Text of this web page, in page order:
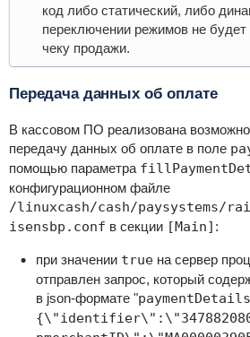
код либо статический, либо
переключении режимов не будет
чеку продажи.
Передача данных об оплате
В кассовом ПО реализована
передачу данных об оплате в поле
помощью параметра
конфигурационном файле
/linuxcash/cash/paysystems/
isensbp.conf в секции [Main] :
при значении trueна сервер
отправлен запрос, который
в json-формате "